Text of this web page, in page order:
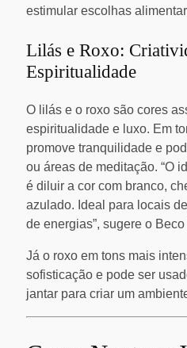
estimular escolhas
Lilás e Roxo:
Espiritualidade
O lilás e o roxo são cores
espiritualidade e luxo. Em
promove tranquilidade e
ou áreas de meditação. “O
é diluir a cor com branco,
azulado. Ideal para locais
de energias”, sugere o
Já o roxo em tons mais
sofisticação e pode ser
jantar para criar um